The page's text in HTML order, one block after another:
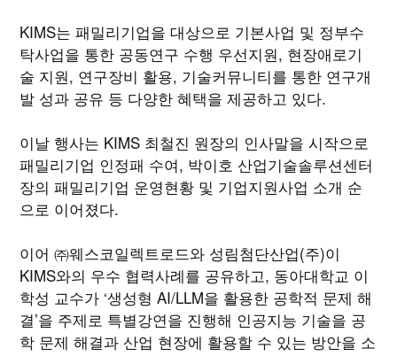
KIMS는 패밀리기업을 대상으로 기본사업 및 정부수
탁사업을 통한 공동연구 수행 우선지원, 현장애로기
술 지원, 연구장비 활용, 기술커뮤니티를 통한 연구개
발 성과 공유 등 다양한 혜택을 제공하고 있다.
이날 행사는 KIMS 최철진 원장의 인사말을 시작으로
패밀리기업 인정패 수여, 박이호 산업기술솔루션센터
장의 패밀리기업 운영현황 및 기업지원사업 소개 순
으로 이어졌다.
이어 ㈜웨스코일렉트로드와 성림첨단산업(주)이
KIMS와의 우수 협력사례를 공유하고, 동아대학교 이
학성 교수가 ‘생성형 AI/LLM을 활용한 공학적 문제 해
결’을 주제로 특별강연을 진행해 인공지능 기술을 공
학 문제 해결과 산업 현장에 활용할 수 있는 방안을 소